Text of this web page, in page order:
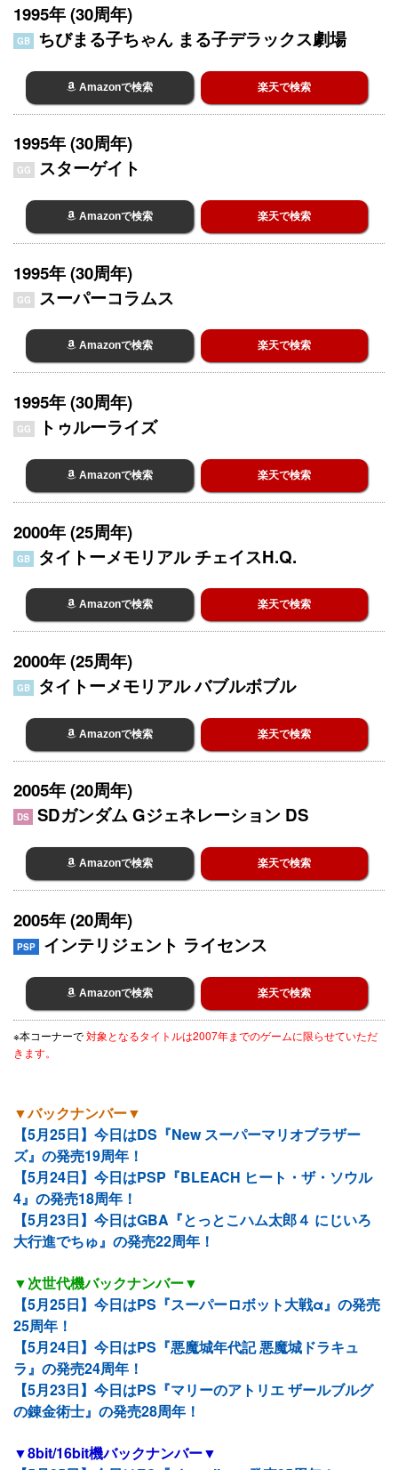
1995年 (30周年)
GB ちびまる子ちゃん まる子デラックス劇場
Amazonで検索 楽天で検索
1995年 (30周年)
GG スターゲイト
Amazonで検索 楽天で検索
1995年 (30周年)
GG スーパーコラムス
Amazonで検索 楽天で検索
1995年 (30周年)
GG トゥルーライズ
Amazonで検索 楽天で検索
2000年 (25周年)
GB タイトーメモリアル チェイスH.Q.
Amazonで検索 楽天で検索
2000年 (25周年)
GB タイトーメモリアル バブルボブル
Amazonで検索 楽天で検索
2005年 (20周年)
DS SDガンダム Gジェネレーション DS
Amazonで検索 楽天で検索
2005年 (20周年)
PSP インテリジェント ライセンス
Amazonで検索 楽天で検索
※本コーナーで対象となるタイトルは2007年までのゲームに限らせていただ
きます。
▼バックナンバー▼
【5月25日】今日はDS『New スーパーマリオブラザー
ズ』の発売19周年！
【5月24日】今日はPSP『BLEACH ヒート・ザ・ソウル
4』の発売18周年！
【5月23日】今日はGBA『とっとこハム太郎４ にじいろ
大行進でちゅ』の発売22周年！
▼次世代機バックナンバー▼
【5月25日】今日はPS『スーパーロボット大戦α』の発売
25周年！
【5月24日】今日はPS『悪魔城年代記 悪魔城ドラキュ
ラ』の発売24周年！
【5月23日】今日はPS『マリーのアトリエ ザールブルグ
の錬金術士』の発売28周年！
▼8bit/16bit機バックナンバー▼